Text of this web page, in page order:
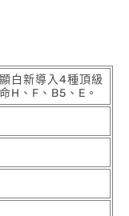
白新導入4種頂級
H、F、B5、E。